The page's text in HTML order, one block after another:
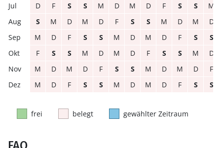
D
F S S M D M D F S S
M
S
M D M D F S S M D M
D
M
D F S S M D M D F S
S
F
S S M D M D F S S M
D
M
D M D F S S M D M D
F
M
D F S S M D M D F S S
frei belegt gewählter Zeitraum